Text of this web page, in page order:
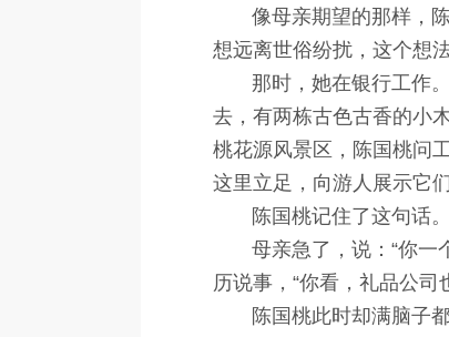
像母亲期望的那样，陈
想远离世俗纷扰，这个想
那时，她在银行工作。
去，有两栋古色古香的小
桃花源风景区，陈国桃问
这里立足，向游人展示它
陈国桃记住了这句话。
母亲急了，说：“你一个
历说事，“你看，礼品公
陈国桃此时却满脑子都